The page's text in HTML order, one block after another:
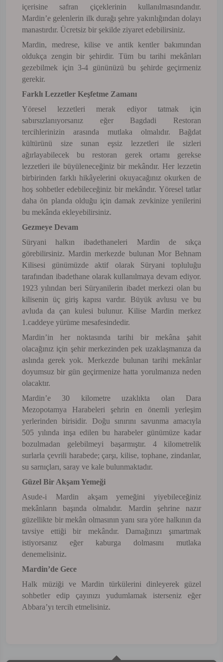
içerisine safran çiçeklerinin kullanılmasındandır.
Mardin’e gelenlerin ilk durağı şehre yakınlığından dolayı
manastırdır. Ücretsiz bir şekilde ziyaret edebilirsiniz.
Mardin, medrese, kilise ve antik kentler bakımından
oldukça zengin bir şehirdir. Tüm bu tarihi mekânları
gezebilmek için 3-4 gününüzü bu şehirde geçirmeniz
gerekir.
Farklı Lezzetler Keşfetme Zamanı
Yöresel lezzetleri merak ediyor tatmak için
sabırsızlanıyorsanız eğer Bagdadi Restoran
tercihlerinizin arasında mutlaka olmalıdır. Bağdat
kültürünü size sunan eşsiz lezzetleri ile sizleri
ağırlayabilecek bu restoran gerek ortamı gerekse
lezzetleri ile büyüleneceğiniz bir mekândır. Her lezzetin
birbirinden farklı hikâyelerini okuyacağınız okurken de
hoş sohbetler edebileceğiniz bir mekândır. Yöresel tatlar
daha ön planda olduğu için damak zevkinize yenilerini
bu mekânda ekleyebilirsiniz.
Gezmeye Devam
Süryani halkın ibadethaneleri Mardin de sıkça
görebilirsiniz. Mardin merkezde bulunan Mor Behnam
Kilisesi günümüzde aktif olarak Süryani topluluğu
tarafından ibadethane olarak kullanılmaya devam ediyor.
1923 yılından beri Süryanilerin ibadet merkezi olan bu
kilisenin üç giriş kapısı vardır. Büyük avlusu ve bu
avluda da çan kulesi bulunur. Kilise Mardin merkez
1.caddeye yürüme mesafesindedir.
Mardin’in her noktasında tarihi bir mekâna şahit
olacağınız için şehir merkezinden pek uzaklaşmanıza da
aslında gerek yok. Merkezde bulunan tarihi mekânlar
doyumsuz bir gün geçirmenize hatta yorulmanıza neden
olacaktır.
Mardin’e 30 kilometre uzaklıkta olan Dara
Mezopotamya Harabeleri şehrin en önemli yerleşim
yerlerinden birisidir. Doğu sınırını savunma amacıyla
505 yılında inşa edilen bu harabeler günümüze kadar
bozulmadan gelebilmeyi başarmıştır. 4 kilometrelik
surlarla çevrili harabede; çarşı, kilise, tophane, zindanlar,
su sarnıçları, saray ve kale bulunmaktadır.
Güzel Bir Akşam Yemeği
Asude-i Mardin akşam yemeğini yiyebileceğiniz
mekânların başında olmalıdır. Mardin şehrine nazır
güzellikte bir mekân olmasının yanı sıra yöre halkının da
tavsiye ettiği bir mekândır. Damağınızı şımartmak
istiyorsanız eğer kaburga dolmasını mutlaka
denemelisiniz.
Mardin’de Gece
Halk müziği ve Mardin türkülerini dinleyerek güzel
sohbetler edip çayınızı yudumlamak isterseniz eğer
Abbara’yı tercih etmelisiniz.